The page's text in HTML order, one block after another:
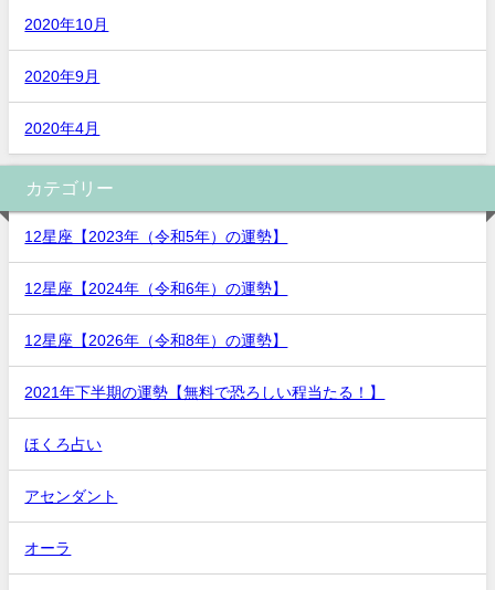
2020年10月
2020年9月
2020年4月
カテゴリー
12星座【2023年（令和5年）の運勢】
12星座【2024年（令和6年）の運勢】
12星座【2026年（令和8年）の運勢】
2021年下半期の運勢【無料で恐ろしい程当たる！】
ほくろ占い
アセンダント
オーラ